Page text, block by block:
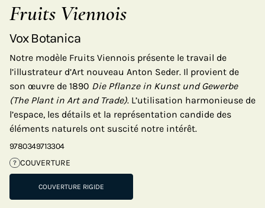
Fruits Viennois
Vox Botanica
Notre modèle Fruits Viennois présente le travail de
l’illustrateur d’Art nouveau Anton Seder. Il provient de
son œuvre de 1890 Die Pflanze in Kunst und Gewerbe
(The Plant in Art and Trade). L’utilisation harmonieuse de
l’espace, les détails et la représentation candide des
éléments naturels ont suscité notre intérêt.
9780349713304
? COUVERTURE
COUVERTURE RIGIDE